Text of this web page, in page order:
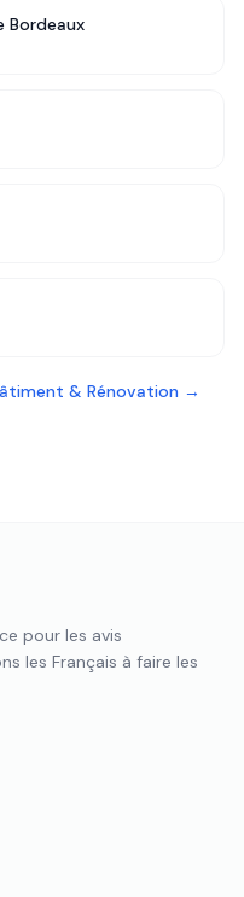
Bordeaux
& Rénovation →
pour les avis
les Français à faire les